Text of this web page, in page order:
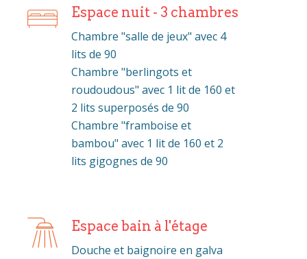
Espace nuit - 3 chambres
Chambre "salle de jeux" avec 4
lits de 90
Chambre "berlingots et
roudoudous" avec 1 lit de 160 et
2 lits superposés de 90
Chambre "framboise et
bambou" avec 1 lit de 160 et 2
lits gigognes de 90
Espace bain à l'étage
Douche et baignoire en galva